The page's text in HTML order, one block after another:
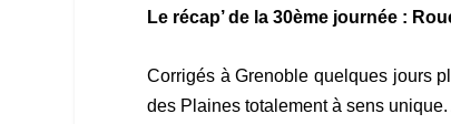
Le récap’ de la 30ème journée :
Corrigés à Grenoble quelques jours
des Plaines totalement à sens